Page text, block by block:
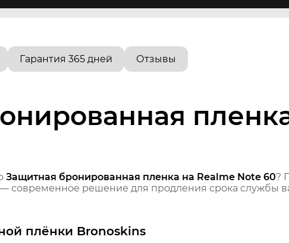
Гарантия 365 дней Отзывы
Защитная бронированная пленка на Realme Note 60?
— современное решение для продления срока службы
плёнки Bronoskins